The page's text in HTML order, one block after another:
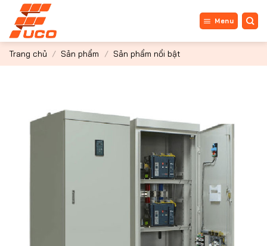
qua
nội
dung
Menu
Trang chủ / Sản phẩm / Sản phẩm nổi bật